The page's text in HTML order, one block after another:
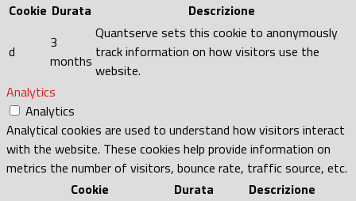
Cookie Durata Descrizione
d
3
months
Quantserve sets this cookie to anonymously
track information on how visitors use the
website.
Analytics
Analytics
Analytical cookies are used to understand how visitors interact
with the website. These cookies help provide information on
metrics the number of visitors, bounce rate, traffic source, etc.
Cookie
Durata Descrizione